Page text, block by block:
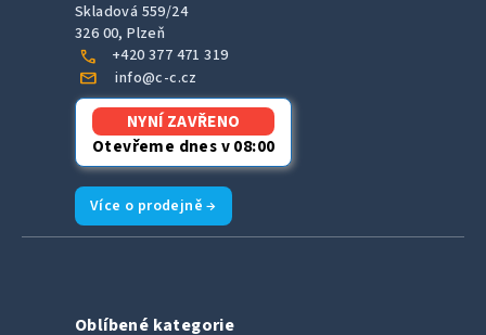
Skladová 559/24
326 00, Plzeň
call +420 377 471 319
mail info@c-c.cz
NYNÍ ZAVŘENO
Otevřeme dnes v 08:00
Více o prodejně →
Oblíbené kategorie